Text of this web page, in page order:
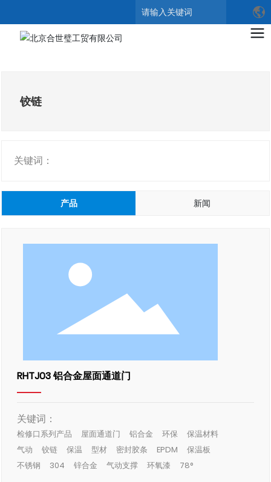
搜索
铰链
关键词：
产品 新闻
RHTJ03 铝合金屋面通道门
关键词：
检修口系列产品 屋面通道门 铝合金 环保
保温材料
气动
铰链 保温 型材 密封胶条 EPDM
保温板
不锈钢
304 锌合金 气动支撑 环氧漆 78°